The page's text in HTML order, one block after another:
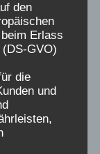
Studie
den
Erlass
GVO)
die
und